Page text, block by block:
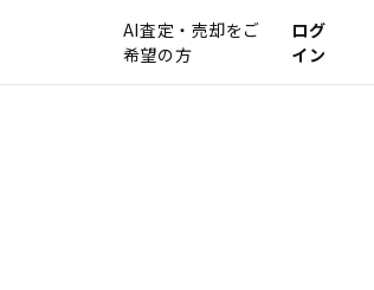
AI査定・売却をご
希望の方
ログ
イン